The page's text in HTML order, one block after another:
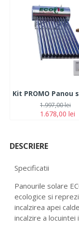
1.678,00 lei
1.997,00 lei
DESCRIERE
Specificatii
Panourile solare
ecologice si
incalzirea apei
incalzire a locuintei